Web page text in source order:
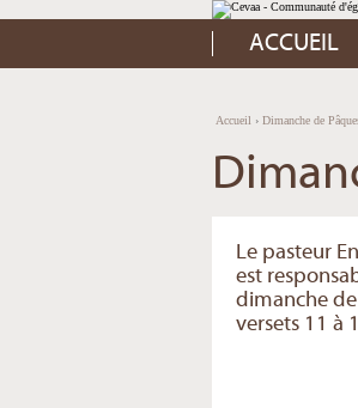
Aller
au
contenu.
Aller
à
Outils
personnels
ACCUEIL
Accueil › Dimanche de
Le pasteur
est
dimanche
versets 11 à